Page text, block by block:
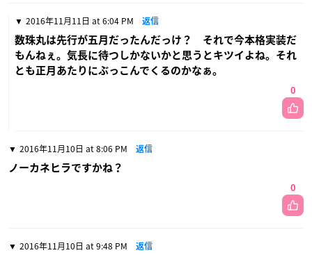
2016年11月11日 at 6:04 PM 返信
数珠丸は先行が五月だったんだっけ？ それで今本格実装だ
もんねぇ。気長に待つしかないかと思うとキツイよね。それ
とも正月あたりにぶっこんでくるのかなぁ。
0
2016年11月10日 at 8:06 PM 返信
ノーカネヒラですかね？
0
2016年11月10日 at 9:48 PM 返信